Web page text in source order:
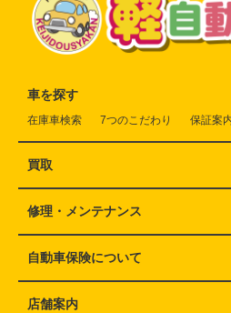
車を探す
在庫車検索 7つのこだわり 保証案
買取
修理・メンテナンス
自動車保険について
店舗案内